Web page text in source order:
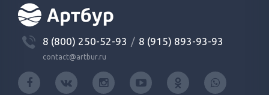
8 (800) 250-52-93 / 8 (915) 893-93-93
contact@artbur.ru